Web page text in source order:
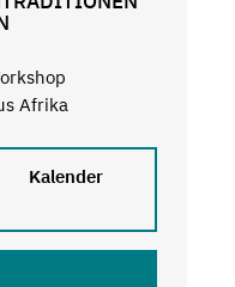
Afrika
Kalender